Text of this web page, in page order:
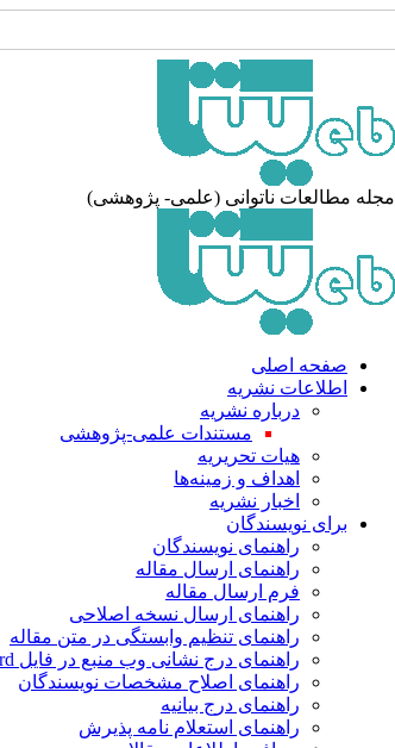
مجله مطالعات ناتوانی (علمی- پژوهشی)
صفحه اصلی
اطلاعات نشریه
درباره نشریه
مستندات علمی-پژوهشی
هیات تحریریه
اهداف و زمینه‌ها
اخبار نشریه
برای نویسندگان
راهنمای نویسندگان
راهنمای ارسال مقاله
فرم ارسال مقاله
راهنمای ارسال نسخه اصلاحی
راهنمای تنظیم وابستگی در متن مقاله
راهنمای درج نشانی وب منبع در فایل Word مقاله
راهنمای اصلاح مشخصات نویسندگان
راهنمای درج بیانیه
راهنمای استعلام نامه پذیرش